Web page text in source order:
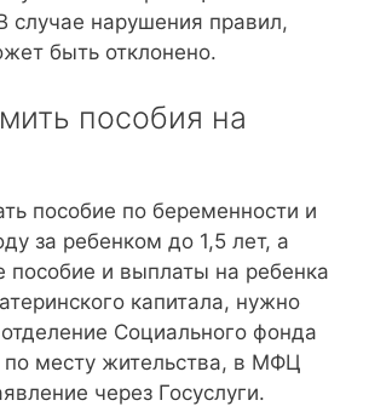
случае нарушения правил,
быть отклонено.
пособия на
пособие по беременности и
за ребенком до 1,5 лет, а
пособие и выплаты на ребенка
капитала, нужно
Социального фонда
месту жительства, в МФЦ
через Госуслуги.